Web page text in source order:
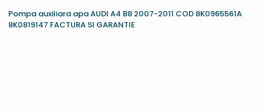
Pompa auxiliara apa AUDI A4 B8 2007-2011 COD 8K0965561A
8K0819147 FACTURA SI GARANTIE